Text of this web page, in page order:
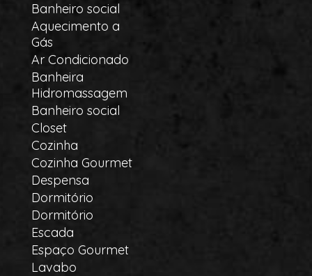
Banheiro social
Aquecimento a
Gás
Ar Condicionado
Banheira
Hidromassagem
Banheiro social
Closet
Cozinha
Cozinha Gourmet
Despensa
Dormitório
Dormitório
Escada
Espaço Gourmet
Lavabo